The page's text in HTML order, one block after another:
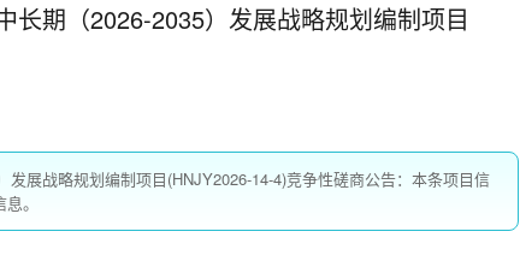
长期（2026-2035）发展战略规划编制项目
发展战略规划编制项目(HNJY2026-14-4)竞争性磋商公告：本条项目信
。